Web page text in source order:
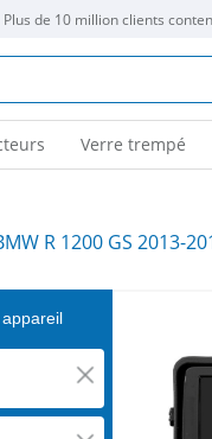
Plus de 10 million clients
Verre trempé
R 1200 GS 2013-